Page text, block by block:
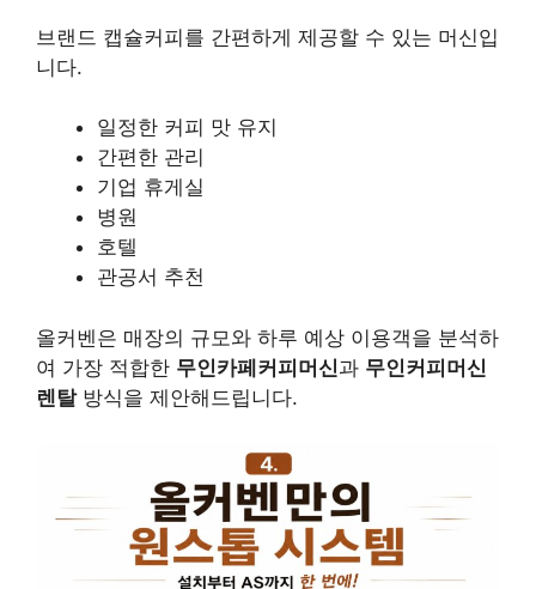
브랜드 캡슐커피를 간편하게 제공할 수 있는 머신입
니다.
일정한 커피 맛 유지
간편한 관리
기업 휴게실
병원
호텔
관공서 추천
올커벤은 매장의 규모와 하루 예상 이용객을 분석하
여 가장 적합한 무인카페커피머신과 무인커피머신
렌탈방식을 제안해드립니다.